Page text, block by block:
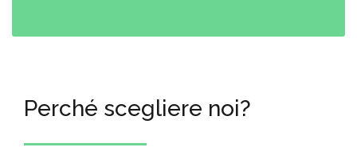
Perché scegliere noi?